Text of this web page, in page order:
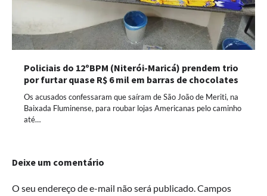
Policiais do 12ºBPM (Niterói-Maricá) prendem trio
por furtar quase R$ 6 mil em barras de chocolates
Os acusados confessaram que saíram de São João de Meriti, na
Baixada Fluminense, para roubar lojas Americanas pelo caminho
até…
Deixe um comentário
O seu endereço de e-mail não será publicado.Campos